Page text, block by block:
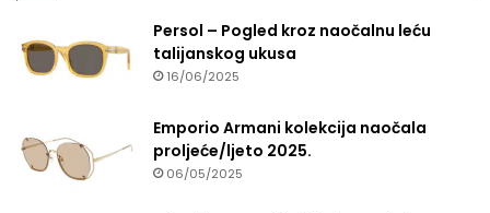
Persol – Pogled kroz naočalnu leću
talijanskog ukusa
16/06/2025
Emporio Armani kolekcija naočala
proljeće/ljeto 2025.
06/05/2025